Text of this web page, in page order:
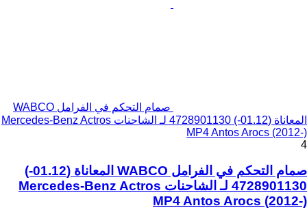
صمام التحكم في الفرامل WABCO
المعاناة (01.12-) 4728901130 لـ الشاحنات Mercedes-Benz Actros
MP4 Antos Arocs (2012-)
4
صمام التحكم في الفرامل WABCO المعاناة (01.12-)
4728901130 لـ الشاحنات Mercedes-Benz Actros
MP4 Antos Arocs (2012-)